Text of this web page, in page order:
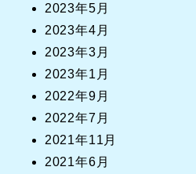
2023年5月
2023年4月
2023年3月
2023年1月
2022年9月
2022年7月
2021年11月
2021年6月